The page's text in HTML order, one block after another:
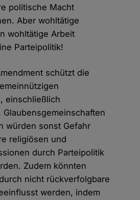
politische Macht
Aber wohltätige
wohltätige Arbeit
Parteipolitik!
schützt die
einschließlich
Glaubensgemeinschaften
würden sonst Gefahr
religiösen und
durch Parteipolitik
Zudem könnten
nicht rückverfolgbare
werden, indem